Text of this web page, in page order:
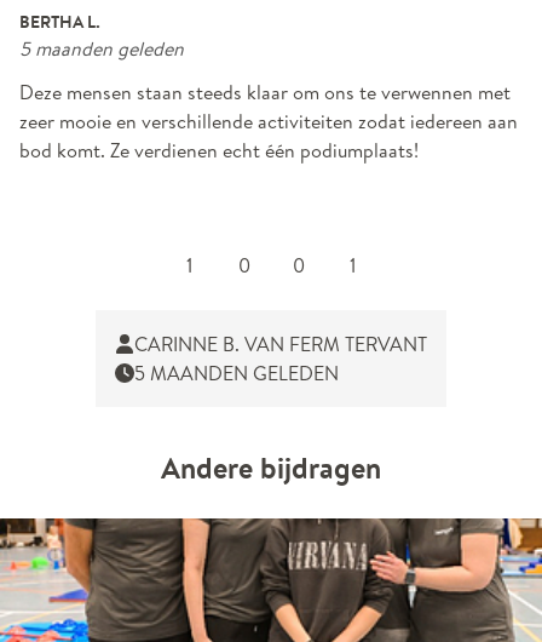
BERTHA L.
5 maanden geleden
Deze mensen staan steeds klaar om ons te verwennen met
zeer mooie en verschillende activiteiten zodat iedereen aan
bod komt. Ze verdienen echt één podiumplaats!
1 0 0 1
CARINNE B. VAN FERM TERVANT
5 MAANDEN GELEDEN
Andere bijdragen